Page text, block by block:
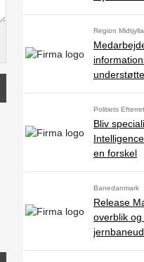
Region
Politiets
Bliv
en forskel
Banedanmark
Release
overblik